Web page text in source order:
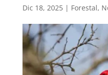
Dic 18, 2025| Forestal,